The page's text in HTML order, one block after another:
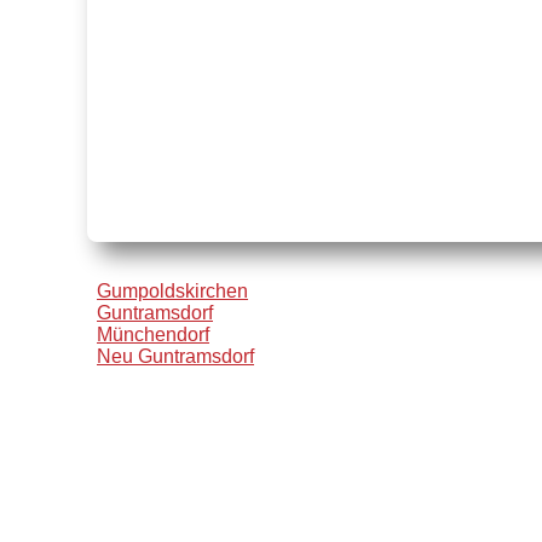
Gumpoldskirchen
Guntramsdorf
Münchendorf
Neu Guntramsdorf